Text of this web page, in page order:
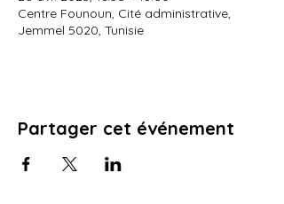
Centre Founoun, Cité administrative,
Jemmel 5020, Tunisie
Partager cet événement